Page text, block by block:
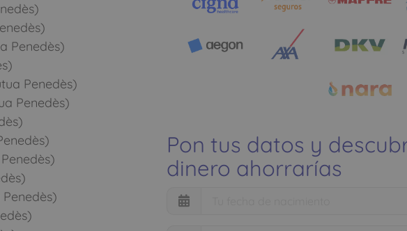
Penedès)
Penedès)
Penedès)
Pon tus datos y
dinero ahorrarías